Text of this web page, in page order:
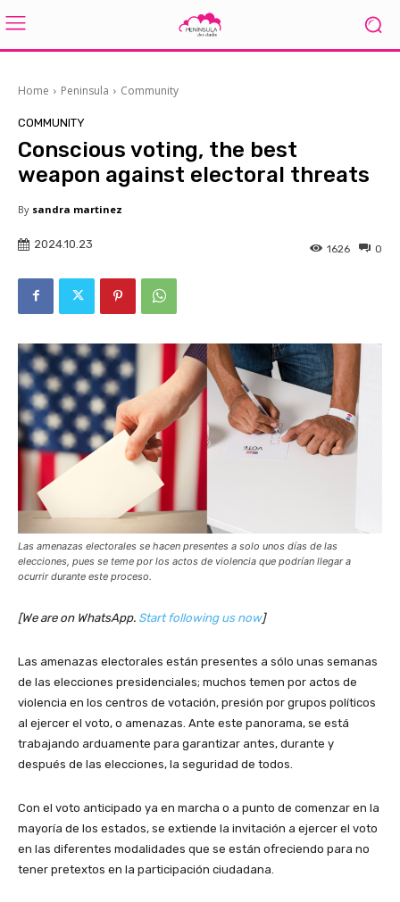
Home Peninsula Community
COMMUNITY
Conscious voting, the best
weapon against electoral threats
By sandra martinez
2024.10.23 0
1626
Las amenazas electorales se hacen presentes a solo unos días de las
elecciones, pues se teme por los actos de violencia que podrían llegar a
ocurrir durante este proceso.
[We are on WhatsApp. Start following us now]
Las amenazas electorales están presentes a sólo unas semanas
de las elecciones presidenciales; muchos temen por actos de
violencia en los centros de votación, presión por grupos políticos
al ejercer el voto, o amenazas. Ante este panorama, se está
trabajando arduamente para garantizar antes, durante y
después de las elecciones, la seguridad de todos.
Con el voto anticipado ya en marcha o a punto de comenzar en la
mayoría de los estados, se extiende la invitación a ejercer el voto
en las diferentes modalidades que se están ofreciendo para no
tener pretextos en la participación ciudadana.